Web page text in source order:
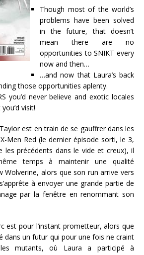
Though most of the world’s
problems have been solved
in the future, that doesn’t
mean there are no
opportunities to SNIKT every
now and then…
…and now that Laura’s back
those opportunities aplenty.
you’d never believe and exotic locales
visit!
est en train de se gauffrer dans les
Men Red (le dernier épisode sorti, le 3,
les précédents dans le vide et creux), il
temps à maintenir une qualité
Wolverine, alors que son run arrive vers
à envoyer une grande partie de
par la fenêtre en renommant son
est pour l’instant prometteur, alors que
dans un futur qui pour une fois ne craint
mutants, où Laura a participé à